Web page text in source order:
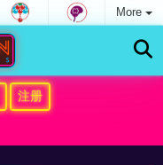
More
注册